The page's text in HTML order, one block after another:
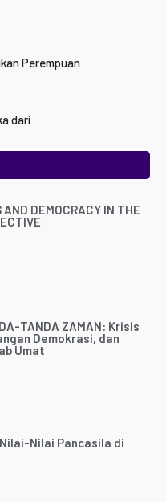
Perempuan
dari
AND DEMOCRACY IN THE
TANDA ZAMAN: Krisis
Demokrasi, dan
Umat
Nilai Pancasila di